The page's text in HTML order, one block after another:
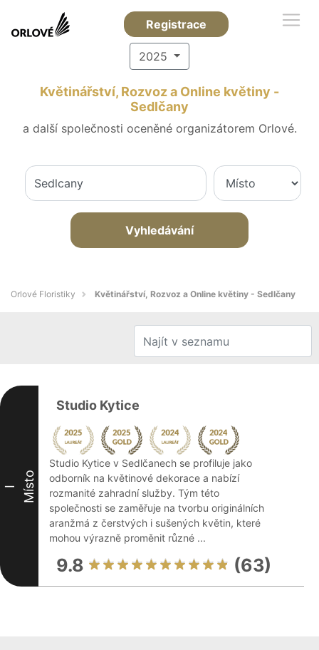
Registrace
2025
Květinářství, Rozvoz a Online květiny -
Sedlčany
a další společnosti oceněné organizátorem Orlové.
Vyhledávání
Orlové Floristiky Květinářství, Rozvoz a Online květiny - Sedlčany
I Místo
Studio Kytice
Studio Kytice v Sedlčanech se profiluje jako
odborník na květinové dekorace a nabízí
rozmanité zahradní služby. Tým této
společnosti se zaměřuje na tvorbu originálních
aranžmá z čerstvých i sušených květin, které
mohou výrazně proměnit různé ...
9.8 (63)